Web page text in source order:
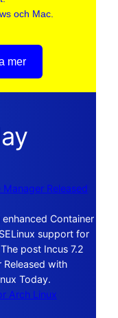
och Mac.
mer
Released
Container
support for
post Incus 7.2
Released with
Today.
Arch Linux